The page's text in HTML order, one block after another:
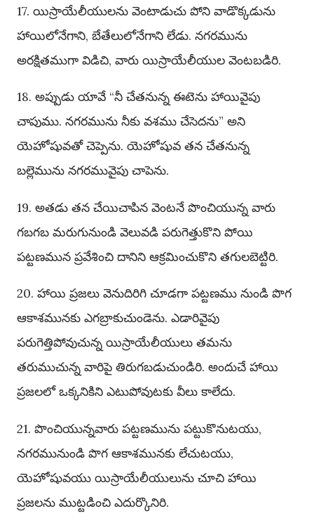
17. యిస్రాయేలీయులను వెంటాడుచు పోని వాడొక్కడును
హాయిలోనేగాని, బేతేలులోనేగాని లేడు. నగరమును
అరక్షితముగా విడిచి, వారు యిస్రాయేలీయుల వెంటబడిరి.
18. అప్పుడు యావే “నీ చేతనున్న ఈటెను హాయివైపు
చాపుము. నగరమును నీకు వశము చేసెదను” అని
యెహోషువతో చెప్పెను. యెహోషువ తన చేతనున్న
బల్లెమును నగరమువైపు చాపెను.
19. అతడు తన చేయిచాపిన వెంటనే పొంచియున్న వారు
గబగబ మరుగునుండి వెలువడి పరుగెత్తుకొని పోయి
పట్టణమున ప్రవేశించి దానిని ఆక్రమించుకొని తగులబెట్టిరి.
20. హాయి ప్రజలు వెనుదిరిగి చూడగా పట్టణము నుండి పొగ
ఆకాశమునకు ఎగబ్రాకుచుండెను. ఎడారివైపు
పరుగెత్తిపోవుచున్న యిస్రాయేలీయులు తమను
తరుముచున్న వారిపై తిరుగబడుచుండిరి. అందుచే హాయి
ప్రజలలో ఒక్కనికిని ఎటుపోవుటకు వీలు కాలేదు.
21. పొంచియున్నవారు పట్టణమును పట్టుకొనుటయు,
నగరమునుండి పొగ ఆకాశమునకు లేచుటయు,
యెహోషువయు యిస్రాయేలీయులును చూచి హాయి
ప్రజలను ముట్టడించి ఎదుర్కొనిరి.